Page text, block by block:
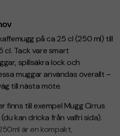
på ca 25 cl (250 ml) till
cl. Tack vare smart
spillsäkra lock och
muggar användas överallt –
till nästa möte.
finns till exempel Mugg Cirrus
kan dricka från valfri sida).
är en kompakt,